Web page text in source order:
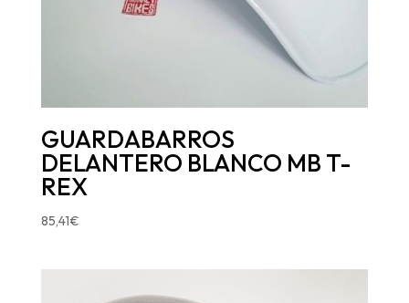
GUARDABARROS
DELANTERO BLANCO MB T-
REX
85,41€